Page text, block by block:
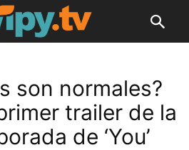
son normales?
trailer de la
de ‘You’